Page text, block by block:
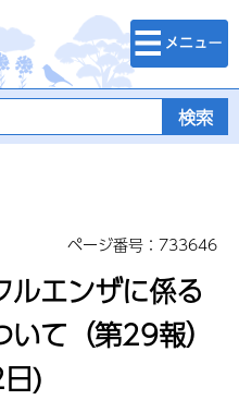
検索・メニュ
ー
ページ番号：733646
ルエンザに係る
て（第29報）
)